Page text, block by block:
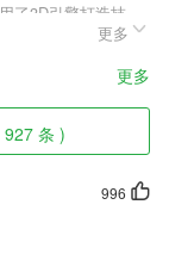
了3D引擎打造技
的职业，每个职业都
伴一起畅游三界
女不限。
息化支持同时,无网
尽掌握。
更多
更多
条 )
996